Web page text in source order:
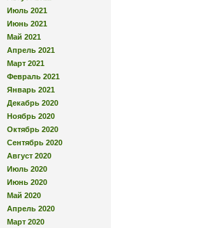
Июль 2021
Июнь 2021
Май 2021
Апрель 2021
Март 2021
Февраль 2021
Январь 2021
Декабрь 2020
Ноябрь 2020
Октябрь 2020
Сентябрь 2020
Август 2020
Июль 2020
Июнь 2020
Май 2020
Апрель 2020
Март 2020